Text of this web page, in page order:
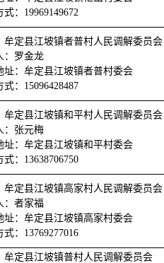
：19969149672
牟定县江坡镇者普村人民调解委员会
：罗金龙
址：牟定县江坡镇者普村委会
：15096428487
牟定县江坡镇和平村人民调解委员会
：张元梅
址：牟定县江坡镇和平村委会
：13638706750
牟定县江坡镇高家村人民调解委员会
：者家福
址：牟定县江坡镇高家村委会
：13769277016
牟定县江坡镇普村人民调解委员会